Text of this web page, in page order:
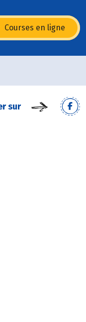
Courses en ligne
sur